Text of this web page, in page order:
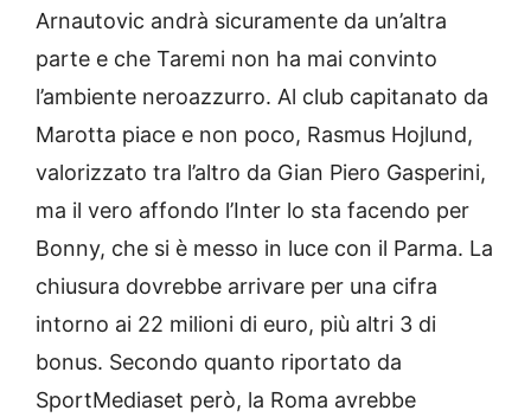
Arnautovic andrà sicuramente da un’altra
parte e che Taremi non ha mai convinto
l’ambiente neroazzurro. Al club capitanato da
Marotta piace e non poco, Rasmus Hojlund,
valorizzato tra l’altro da Gian Piero Gasperini,
ma il vero affondo l’Inter lo sta facendo per
Bonny, che si è messo in luce con il Parma. La
chiusura dovrebbe arrivare per una cifra
intorno ai 22 milioni di euro, più altri 3 di
bonus. Secondo quanto riportato da
SportMediaset però, la Roma avrebbe